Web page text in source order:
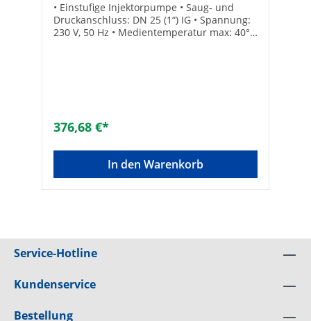
• Einstufige Injektorpumpe • Saug- und
Druckanschluss: DN 25 (1“) IG • Spannung:
230 V, 50 Hz • Medientemperatur max: 40°C
376,68 €*
In den Warenkorb
Service-Hotline
Kundenservice
Bestellung